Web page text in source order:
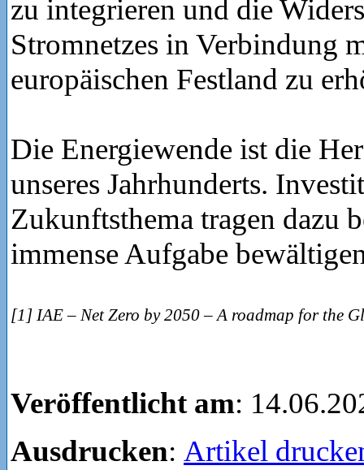
zu integrieren und die
Stromnetzes in Verbindung
europäischen Festland zu
Die Energiewende ist die
unseres Jahrhunderts.
Zukunftsthema tragen dazu
immense Aufgabe
[1] IAE – Net Zero by 2050 – A roadmap for the
Veröffentlicht am:
Ausdrucken: Artikel